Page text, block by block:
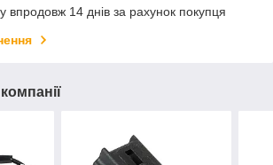
впродовж 14 днів за рахунок покупця